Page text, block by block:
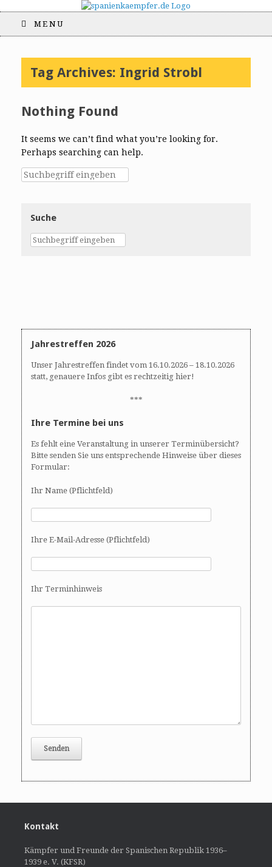
MENU
Tag Archives: Ingrid Strobl
Nothing Found
It seems we can’t find what you’re looking for.
Perhaps searching can help.
Suche
Jahrestreffen 2026
Unser Jahrestreffen findet vom 16.10.2026 – 18.10.2026
statt, genauere Infos gibt es rechtzeitig hier!
***
Ihre Termine bei uns
Es fehlt eine Veranstaltung in unserer Terminübersicht?
Bitte senden Sie uns entsprechende Hinweise über dieses
Formular:
Ihr Name (Pflichtfeld)
Ihre E-Mail-Adresse (Pflichtfeld)
Ihr Terminhinweis
Kontakt
Kämpfer und Freunde der Spanischen Republik 1936–
1939 e. V. (KFSR)